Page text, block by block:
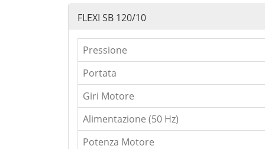
FLEXI SB 120/10
Pressione
Portata
Giri Motore
Alimentazione (50 Hz)
Potenza Motore